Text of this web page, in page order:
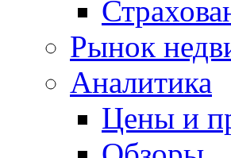
Рынок
Аналитика
Цены и